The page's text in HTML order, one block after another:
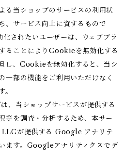
る当ショップのサービスの利用状
、サービス向上に資するもので
されたいユーザーは、ウェブブラ
ることによりCookieを無効化する
し、Cookieを無効化すると、当シ
一部の機能をご利用いただけなく
。
は、当ショップサービスが提供する
等を調査・分析するため、本サー
が提供する Google アナリテ
ます。Googleアナリティクスでデ